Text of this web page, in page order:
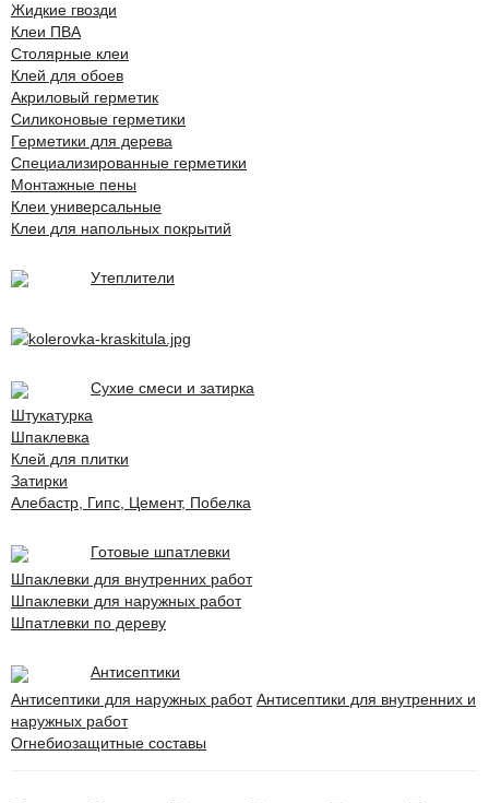
Жидкие гвозди
Клеи ПВА
Столярные клеи
Клей для обоев
Акриловый герметик
Силиконовые герметики
Герметики для дерева
Специализированные герметики
Монтажные пены
Клеи универсальные
Клеи для напольных покрытий
Утеплители
Сухие смеси и затирка
Штукатурка
Шпаклевка
Клей для плитки
Затирки
Алебастр, Гипс, Цемент, Побелка
Готовые шпатлевки
Шпаклевки для внутренних работ
Шпаклевки для наружных работ
Шпатлевки по дереву
Антисептики
Антисептики для наружных работ Антисептики для внутренних и
наружных работ
Огнебиозащитные составы